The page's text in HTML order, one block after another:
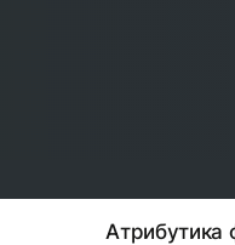
Атрибутика